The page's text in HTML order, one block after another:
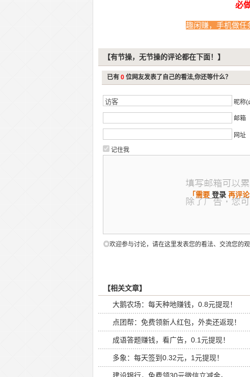
必
趣闲赚，手机做任
【有节操，无节操的评论都在下面！】
已有 0位网友发表了自己的看法,你还等什么？
昵称(
邮箱
网址
记住我
◎欢迎参与讨论，请在这里发表您的看法、交流您的观
【相关文章】
大鹅农场：每天种地赚钱，0.8元提现！
点团帮：免费领新人红包，外卖还返现！
成语答题赚钱，看广告，0.1元提现！
多象：每天签到0.32元，1元提现！
建设银行，免费领30元微信立减金。
「需要 登录 再评